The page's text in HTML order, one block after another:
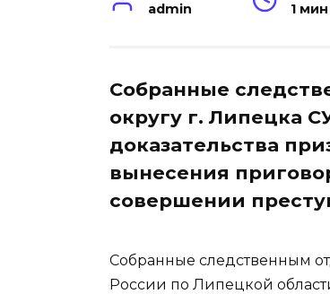
admin 1 мин
Собранные
округу г. Липецка
доказательства
вынесения
совершении
Собранные следственным
России по Липецкой